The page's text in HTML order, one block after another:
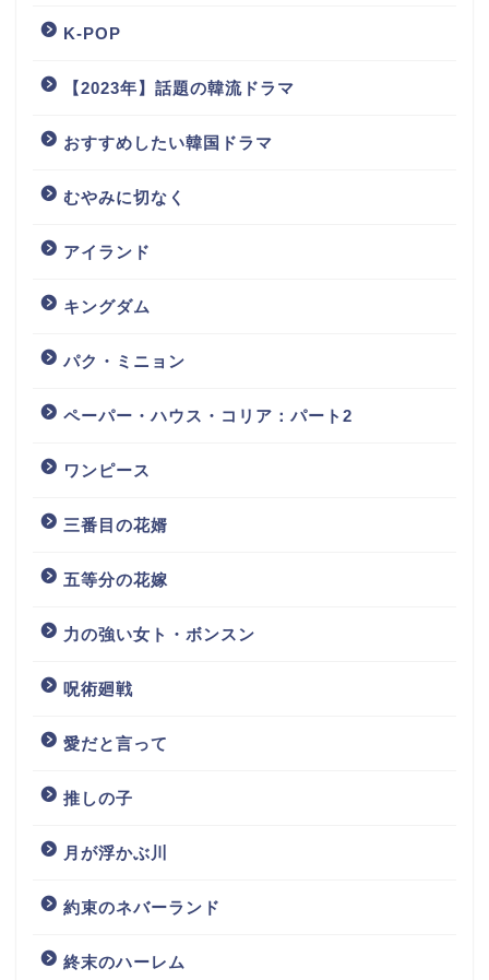
K-POP
【2023年】話題の韓流ドラマ
おすすめしたい韓国ドラマ
むやみに切なく
アイランド
キングダム
パク・ミニョン
ペーパー・ハウス・コリア：パート2
ワンピース
三番目の花婿
五等分の花嫁
力の強い女ト・ボンスン
呪術廻戦
愛だと言って
推しの子
月が浮かぶ川
約束のネバーランド
終末のハーレム